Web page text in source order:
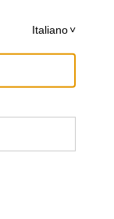
Italiano